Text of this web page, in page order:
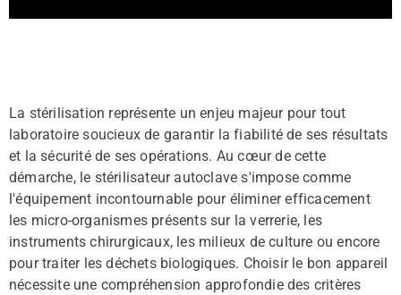
La stérilisation représente un enjeu majeur pour tout
laboratoire soucieux de garantir la fiabilité de ses résultats
et la sécurité de ses opérations. Au cœur de cette
démarche, le stérilisateur autoclave s'impose comme
l'équipement incontournable pour éliminer efficacement
les micro-organismes présents sur la verrerie, les
instruments chirurgicaux, les milieux de culture ou encore
pour traiter les déchets biologiques. Choisir le bon appareil
nécessite une compréhension approfondie des critères